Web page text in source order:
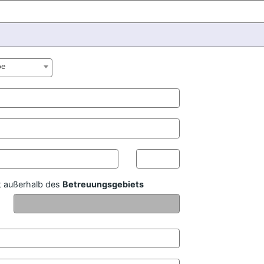
außerhalb des Betreuungsgebiets